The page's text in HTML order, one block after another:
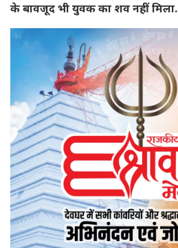
के बावजूद भी युवक का शव नहीं मिला.